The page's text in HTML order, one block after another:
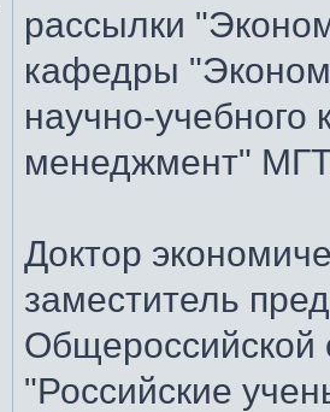
рассылки
кафедры
научно-
менеджмент"
Доктор
заместитель
Общероссийской
"Российские